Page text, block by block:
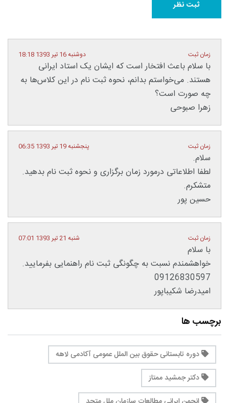
زمان ثبت دوشنبه 16 تیر 1393 18:18
با سلام باعث افتخار است که ایشان یک استاد ایرانی
هستند. می‌خواستم بدانم، نحوه ثبت نام در این کلاس‌ها به
چه صورت است؟
زهرا صبوحی
زمان ثبت پنجشنبه 19 تیر 1393 06:35
سلام.
لطفا اطلاعاتی درمورد زمان برگزاری و نحوه ثبت نام بدهید.
متشکرم.
حسین پور
زمان ثبت شنبه 21 تیر 1393 07:01
با سلام
خواهشمندم نسبت به چگونگی ثبت نام راهنمایی بفرمایید.
09126830597
امیدرضا شکیباپور
برچسب ها
دوره تابستانی حقوق بین الملل عمومی آکادمی لاهه
دکتر جمشید ممتاز